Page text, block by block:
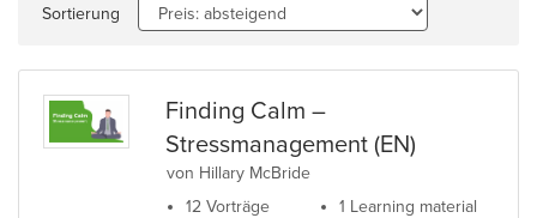
Sortierung
Finding Calm –
Stressmanagement (EN)
von Hillary McBride
12 Vorträge
1 Learning material